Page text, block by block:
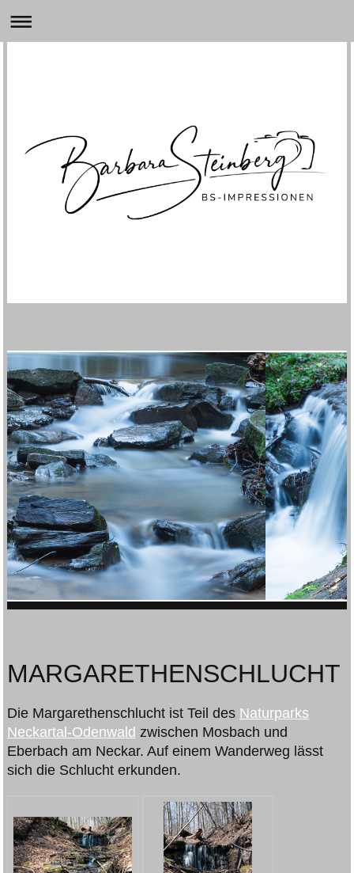
MARGARETHENSCHLUCHT
Die Margarethenschlucht ist Teil des Naturparks
Neckartal-Odenwald zwischen Mosbach und
Eberbach am Neckar. Auf einem Wanderweg lässt
sich die Schlucht erkunden.